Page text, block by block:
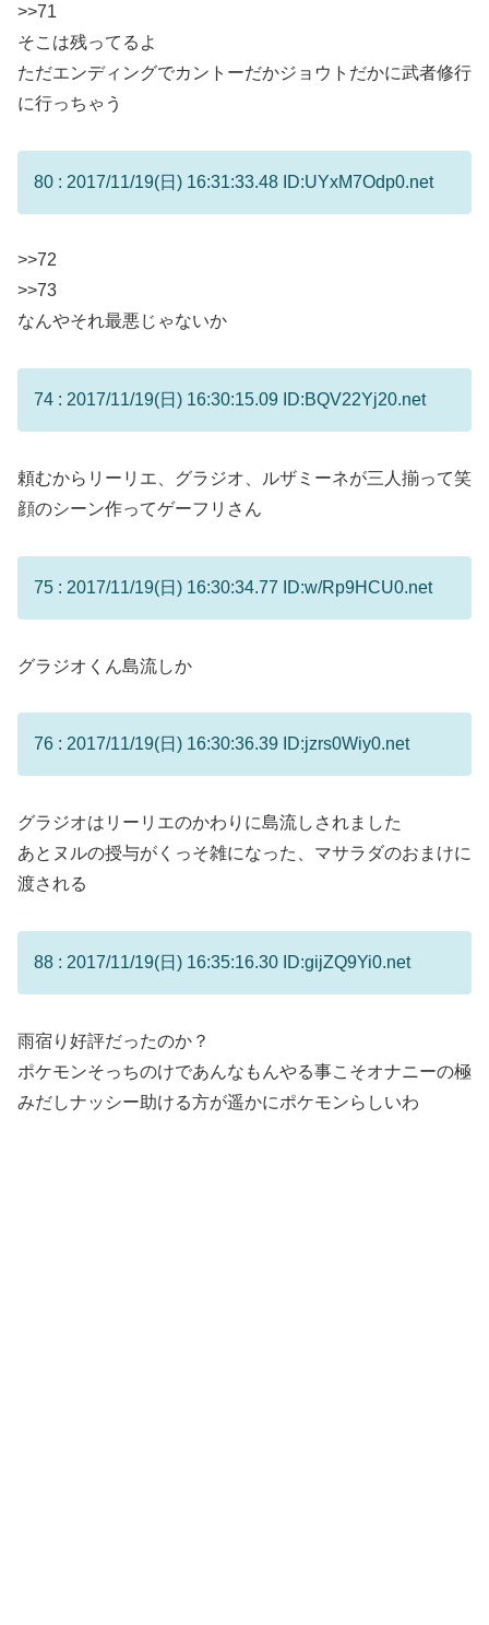
>>71
そこは残ってるよ
ただエンディングでカントーだかジョウトだかに武者修行
に行っちゃう
80 : 2017/11/19(日) 16:31:33.48 ID:UYxM7Odp0.net
>>72
>>73
なんやそれ最悪じゃないか
74 : 2017/11/19(日) 16:30:15.09 ID:BQV22Yj20.net
頼むからリーリエ、グラジオ、ルザミーネが三人揃って笑
顔のシーン作ってゲーフリさん
75 : 2017/11/19(日) 16:30:34.77 ID:w/Rp9HCU0.net
グラジオくん島流しか
76 : 2017/11/19(日) 16:30:36.39 ID:jzrs0Wiy0.net
グラジオはリーリエのかわりに島流しされました
あとヌルの授与がくっそ雑になった、マサラダのおまけに
渡される
88 : 2017/11/19(日) 16:35:16.30 ID:gijZQ9Yi0.net
雨宿り好評だったのか？
ポケモンそっちのけであんなもんやる事こそオナニーの極
みだしナッシー助ける方が遥かにポケモンらしいわ